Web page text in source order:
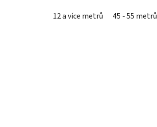
12 a více metrů 45 - 55 metrů